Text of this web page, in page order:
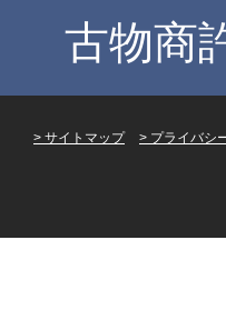
古物商
サイトマップ プライバシ